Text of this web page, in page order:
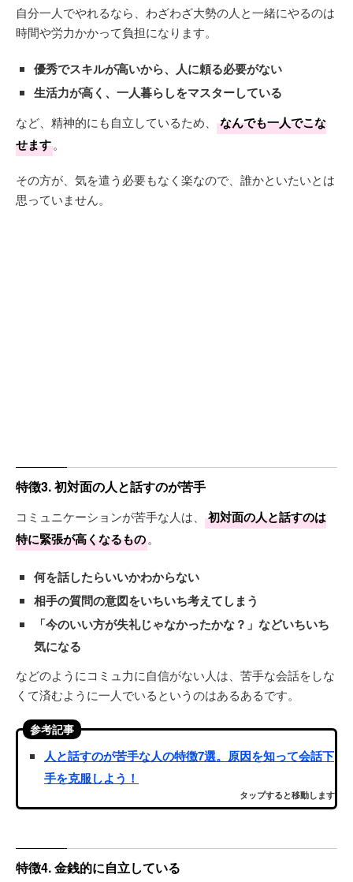
自分一人でやれるなら、わざわざ大勢の人と一緒にやるのは
時間や労力かかって負担になります。
優秀でスキルが高いから、人に頼る必要がない
生活力が高く、一人暮らしをマスターしている
など、精神的にも自立しているため、
なんでも一人でこな
せます。
その方が、気を遣う必要もなく楽なので、誰かといたいとは
思っていません。
特徴3. 初対面の人と話すのが苦手
コミュニケーションが苦手な人は、
初対面の人と話すのは
特に緊張が高くなるもの。
何を話したらいいかわからない
相手の質問の意図をいちいち考えてしまう
「今のいい方が失礼じゃなかったかな？」などいちいち
気になる
などのようにコミュ力に自信がない人は、苦手な会話をしな
くて済むように一人でいるというのはあるあるです。
参考記事
人と話すのが苦手な人の特徴7選。原因を知って会話下
手を克服しよう！
タップすると移動します
特徴4. 金銭的に自立している